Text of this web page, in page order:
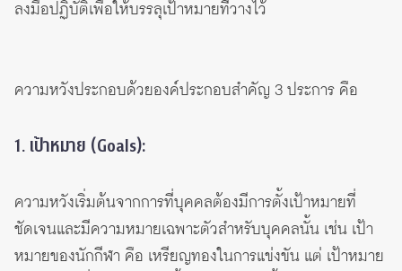
ลงมือปฏิบัติเพื่อให้บรรลุเป้าหมายที่วางไว้
ความหวังประกอบด้วยองค์ประกอบสำคัญ 3 ประการ คือ
1. เป้าหมาย (Goals):
ความหวังเริ่มต้นจากการที่บุคคลต้องมีการตั้งเป้าหมายที่
ชัดเจนและมีความหมายเฉพาะตัวสำหรับบุคคลนั้น เช่น เป้า
หมายของนักกีฬา คือ เหรียญทองในการแข่งขัน แต่ เป้าหมาย